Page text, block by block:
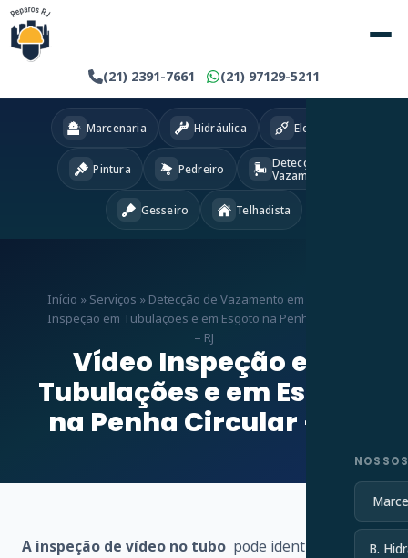
(21) 2391-7661 (21) 97129-5211
B.
Marcenaria Hidráulica Eletricista
Pintura Pedreiro
Detecção
Vazamentos
Gesseiro Telhadista
Início » Serviços » Detecção de Vazamento em RJ
Inspeção em Tubulações e em Esgoto na Penha Circular
– RJ
Vídeo Inspeção em
Tubulações e em Esgoto
na Penha Circular – RJ
A inspeção de vídeo no tubo pode identificar vários